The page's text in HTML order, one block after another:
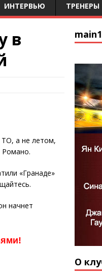
ИНТЕРВЬЮ ТРЕНЕРЫ
в
ТО, а не летом,
Романо.
«Гранаде»
начнет
main1
О